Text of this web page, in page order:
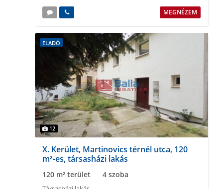
MEGNÉZEM
ELADÓ
12
X. Kerület, Martinovics térnél utca, 120
m²-es, társasházi lakás
120 m² terület 4 szoba